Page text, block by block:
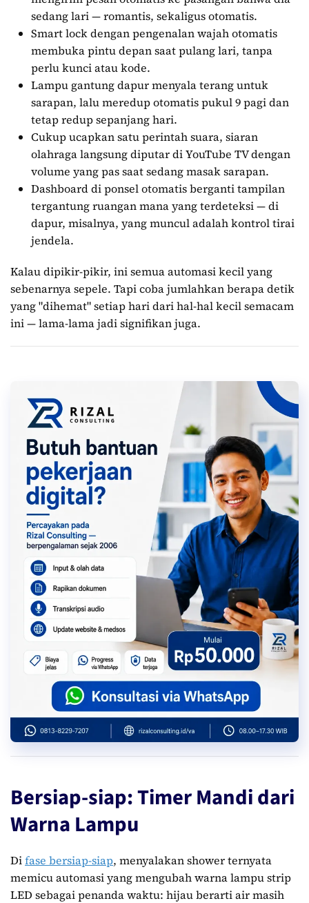
sedang lari — romantis, sekaligus otomatis.
Smart lock dengan pengenalan wajah otomatis
membuka pintu depan saat pulang lari, tanpa
perlu kunci atau kode.
Lampu gantung dapur menyala terang untuk
sarapan, lalu meredup otomatis pukul 9 pagi dan
tetap redup sepanjang hari.
Cukup ucapkan satu perintah suara, siaran
olahraga langsung diputar di YouTube TV dengan
volume yang pas saat sedang masak sarapan.
Dashboard di ponsel otomatis berganti tampilan
tergantung ruangan mana yang terdeteksi — di
dapur, misalnya, yang muncul adalah kontrol tirai
jendela.
Kalau dipikir-pikir, ini semua automasi kecil yang
sebenarnya sepele. Tapi coba jumlahkan berapa detik
yang "dihemat" setiap hari dari hal-hal kecil semacam
ini — lama-lama jadi signifikan juga.
Bersiap-siap: Timer Mandi dari
Warna Lampu
Difase bersiap-siap, menyalakan shower ternyata
memicu automasi yang mengubah warna lampu strip
LED sebagai penanda waktu: hijau berarti air masih